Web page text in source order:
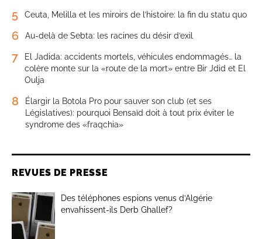
5 Ceuta, Melilla et les miroirs de l’histoire: la fin du statu quo
6 Au-delà de Sebta: les racines du désir d’exil
7
El Jadida: accidents mortels, véhicules endommagés… la
colère monte sur la «route de la mort» entre Bir Jdid et El
Oulja
8
Élargir la Botola Pro pour sauver son club (et ses
Législatives): pourquoi Bensaïd doit à tout prix éviter le
syndrome des «fraqchia»
REVUES DE PRESSE
Des téléphones espions venus d’Algérie
envahissent-ils Derb Ghallef?